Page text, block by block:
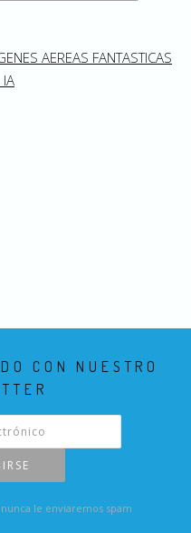
AEREAS FANTASTICAS
CON NUESTRO
le enviaremos spam